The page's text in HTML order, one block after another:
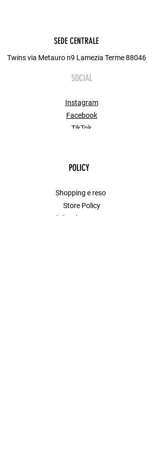
SEDE CENTRALE
Twins via Metauro n9 Lamezia Terme 88046
SOCIAL
Instagram
Facebook
TikTok
POLICY
Shopping e reso
Store Policy
Modalita di Pagamento